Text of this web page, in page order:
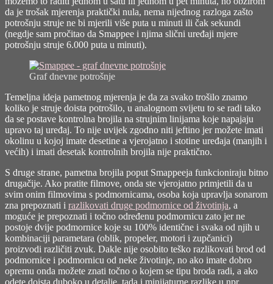
da je trošak mjerenja praktički nula, nema nijednog razloga zašto
potrošnju struje ne bi mjerili više puta u minuti ili čak sekundi
(negdje sam pročitao da Smappee i njima slični uređaji mjere
potrošnju struje 6.000 puta u minuti).
Graf dnevne potrošnje
Temeljna ideja pametnog mjerenja je da za svako trošilo znamo
koliko je struje doista potrošilo, u analognom svijetu to se radi tako
da se postave kontrolna brojila na strujnim linijama koje napajaju
upravo taj uređaj. To nije uvijek zgodno niti jeftino jer možete imati
okolinu u kojoj imate desetine a vjerojatno i stotine uređaja (manjih i
većih) i imati desetak kontrolnih brojila nije praktično.
S druge strane, pametna brojila poput Smappeeja funkcioniraju bitno
drugačije. Ako pratite filmove, onda ste vjerojatno primjetili da u
svim onim filmovima s podmornicama, osoba koja upravlja sonarom
zna prepoznati i razlikovati druge podmornice od životinja, a
moguće je prepoznati i točno određenu podmornicu zato jer ne
postoje dvije podmornice koje su 100% identične i svaka od njih u
kombinaciji parametara (oblik, propeler, motori i zupčanici)
proizvodi različiti zvuk. Dakle nije osobito teško razlikovati brod od
podmornice i podmornicu od neke životinje, no ako imate dobro
opremu onda možete znati točno o kojem se tipu broda radi, a ako
odete doista duboko u detalje, tada i minijaturne razlike u npr.